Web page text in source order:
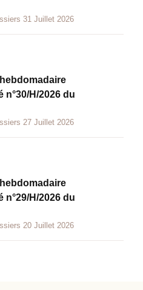
31 Juillet 2026
H/2026 du
27 Juillet 2026
H/2026 du
20 Juillet 2026